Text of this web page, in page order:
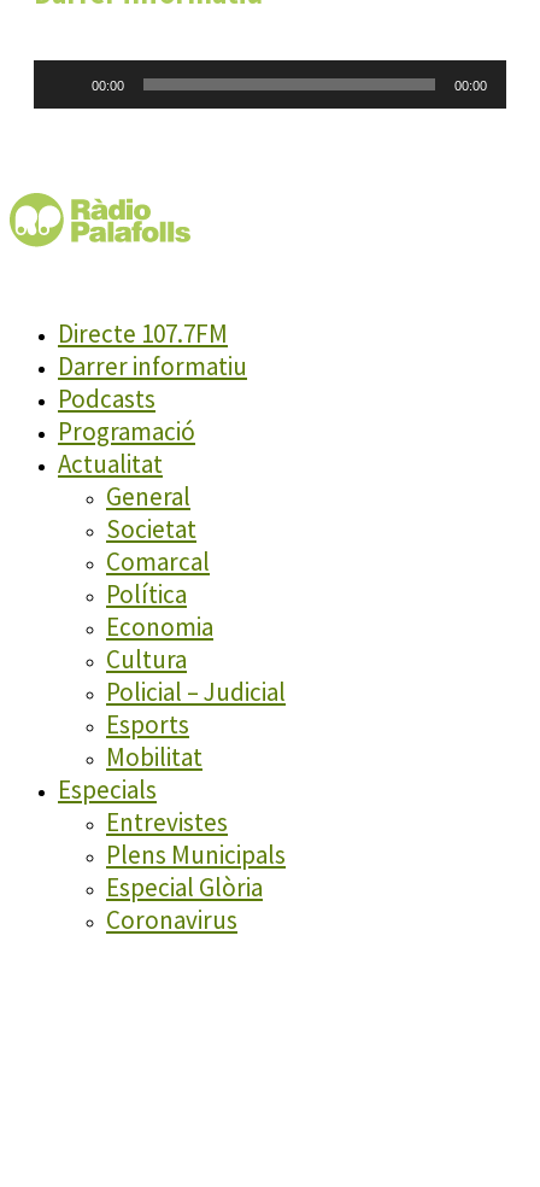
00:00 00:00
Directe 107.7FM
Darrer informatiu
Podcasts
Programació
Actualitat
General
Societat
Comarcal
Política
Economia
Cultura
Policial – Judicial
Esports
Mobilitat
Especials
Entrevistes
Plens Municipals
Especial Glòria
Coronavirus